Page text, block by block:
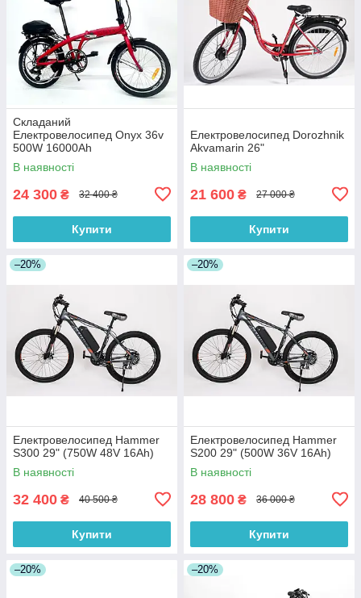
Складаний
Електровелосипед Onyx 36v
500W 16000Ah
В наявності
24 300 ₴ 32 400 ₴
Купити
Електровелосипед Dorozhnik
Akvamarin 26"
В наявності
21 600 ₴ 27 000 ₴
Купити
–20%
Електровелосипед Hammer
S300 29" (750W 48V 16Ah)
В наявності
32 400 ₴ 40 500 ₴
Купити
–20%
Електровелосипед Hammer
S200 29" (500W 36V 16Ah)
В наявності
28 800 ₴ 36 000 ₴
Купити
–20% –20%